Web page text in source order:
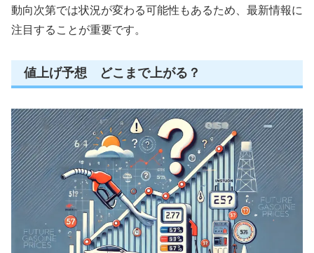
動向次第では状況が変わる可能性もあるため、最新情報に
注目することが重要です。
値上げ予想 どこまで上がる？